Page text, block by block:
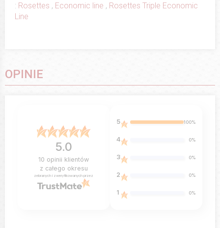
: Rosettes , Economic line , Rosettes Triple Economic
Line
OPINIE
5.0
10 opinii klientów
z całego okresu
zebranych i zweryfikowanych przez
5 100%
4 0%
3 0%
2 0%
1 0%